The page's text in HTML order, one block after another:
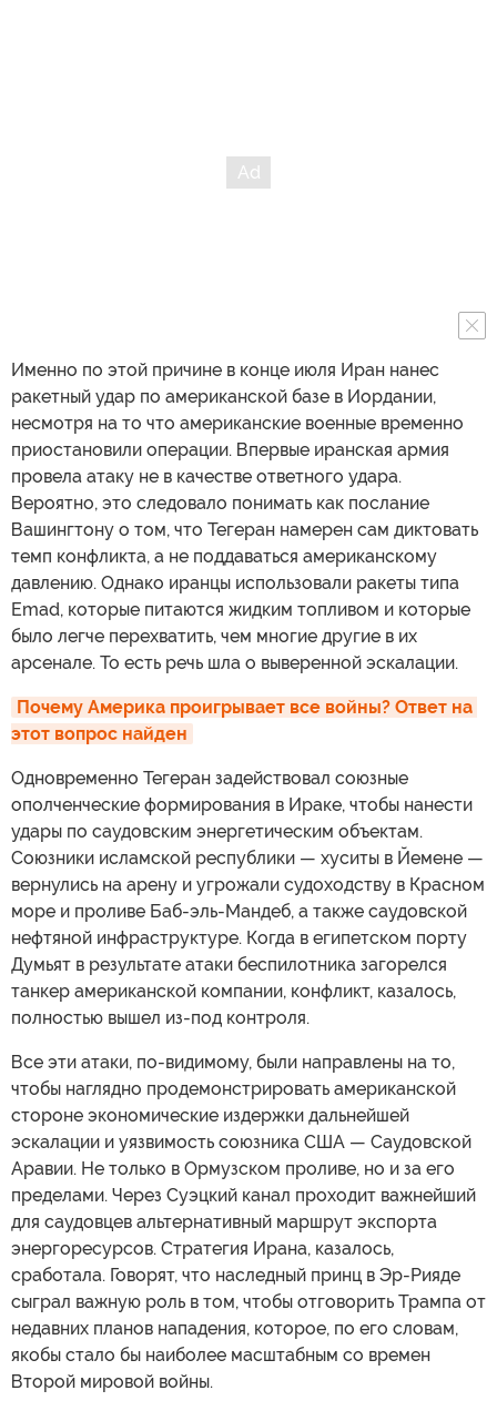
Именно по этой причине в конце июля Иран нанес
ракетный удар по американской базе в Иордании,
несмотря на то что американские военные временно
приостановили операции. Впервые иранская армия
провела атаку не в качестве ответного удара.
Вероятно, это следовало понимать как послание
Вашингтону о том, что Тегеран намерен сам диктовать
темп конфликта, а не поддаваться американскому
давлению. Однако иранцы использовали ракеты типа
Emad, которые питаются жидким топливом и которые
было легче перехватить, чем многие другие в их
арсенале. То есть речь шла о выверенной эскалации.
Почему Америка проигрывает все войны? Ответ на
этот вопрос найден
Одновременно Тегеран задействовал союзные
ополченческие формирования в Ираке, чтобы нанести
удары по саудовским энергетическим объектам.
Союзники исламской республики — хуситы в Йемене —
вернулись на арену и угрожали судоходству в Красном
море и проливе Баб-эль-Мандеб, а также саудовской
нефтяной инфраструктуре. Когда в египетском порту
Думьят в результате атаки беспилотника загорелся
танкер американской компании, конфликт, казалось,
полностью вышел из-под контроля.
Все эти атаки, по-видимому, были направлены на то,
чтобы наглядно продемонстрировать американской
стороне экономические издержки дальнейшей
эскалации и уязвимость союзника США — Саудовской
Аравии. Не только в Ормузском проливе, но и за его
пределами. Через Суэцкий канал проходит важнейший
для саудовцев альтернативный маршрут экспорта
энергоресурсов. Стратегия Ирана, казалось,
сработала. Говорят, что наследный принц в Эр-Рияде
сыграл важную роль в том, чтобы отговорить Трампа от
недавних планов нападения, которое, по его словам,
якобы стало бы наиболее масштабным со времен
Второй мировой войны.